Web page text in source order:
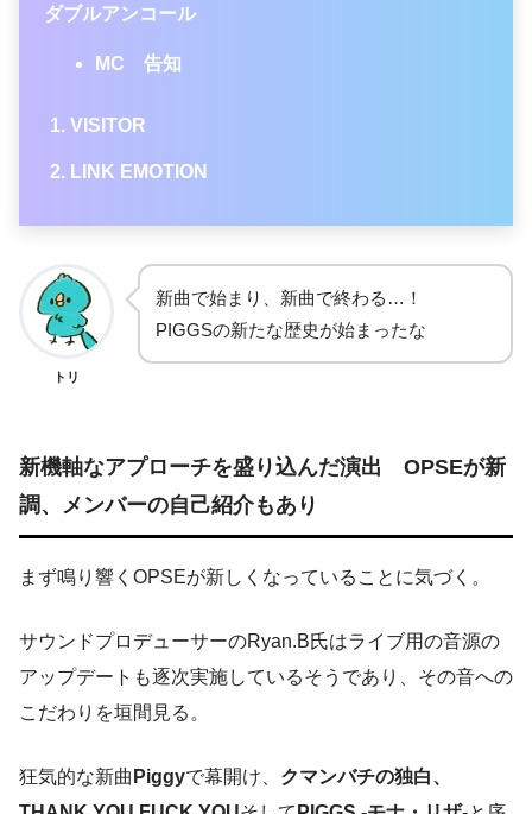
ダブルアンコール
MC 告知
VISITOR
LINK EMOTION
トリ
新曲で始まり、新曲で終わる…！
PIGGSの新たな歴史が始まったな
新機軸なアプローチを盛り込んだ演出 OPSEが新
調、メンバーの自己紹介もあり
まず鳴り響くOPSEが新しくなっていることに気づく。
サウンドプロデューサーのRyan.B氏はライブ用の音源の
アップデートも逐次実施しているそうであり、その音への
こだわりを垣間見る。
狂気的な新曲 Piggyで幕開け、 クマンバチの独白、